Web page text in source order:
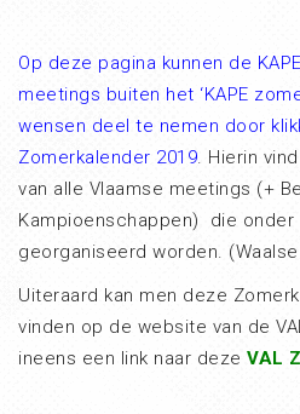
Op deze pagina kunnen de
meetings buiten het ‘KAPE
wensen deel te nemen door
Zomerkalender 2019. Hierin
van alle Vlaamse meetings (+
Kampioenschappen) die onder
georganiseerd worden.
Uiteraard kan men deze
vinden op de website van de
ineens een link naar deze VAL